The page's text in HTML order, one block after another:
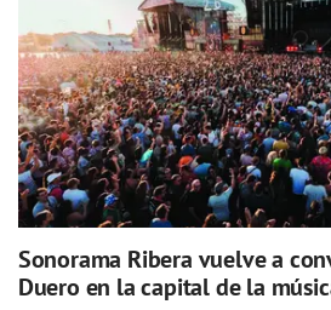
Sonorama Ribera vuelve a
Duero en la capital de la